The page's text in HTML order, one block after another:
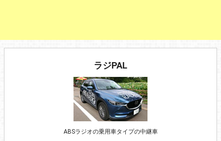
ラジPAL
ABSラジオの乗用車タイプの中継車